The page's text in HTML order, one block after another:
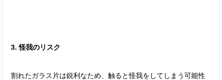
3. 怪我のリスク
割れたガラス片は鋭利なため、触ると怪我をしてしまう可能性